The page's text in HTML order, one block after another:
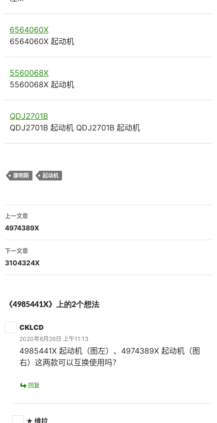
6564060X
6564060X 起动机
5560068X
5560068X 起动机
QDJ2701B
QDJ2701B 起动机 QDJ2701B 起动机
康明斯 起动机
文
章
导
航
上一文章
4974389X
下一文章
3104324X
《4985441X》上的2个想法
CKLCD
2020年6月26日 上午11:13
4985441X 起动机（图左）、4974389X 起动机（图
右）这两款可以互换使用吗？
回复
维拉